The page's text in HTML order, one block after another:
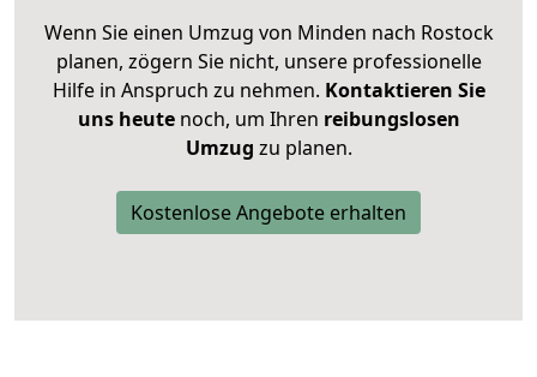
Wenn Sie einen Umzug von Minden nach Rostock
planen, zögern Sie nicht, unsere professionelle
Hilfe in Anspruch zu nehmen. Kontaktieren Sie
uns heutenoch, um Ihren reibungslosen
Umzug zu planen.
Kostenlose Angebote erhalten